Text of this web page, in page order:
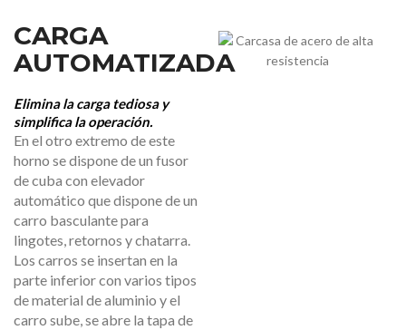
CARGA
AUTOMATIZADA
Elimina la carga tediosa y
simplifica la operación.
En el otro extremo de este
horno se dispone de un fusor
de cuba con elevador
automático que dispone de un
carro basculante para
lingotes, retornos y chatarra.
Los carros se insertan en la
parte inferior con varios tipos
de material de aluminio y el
carro sube, se abre la tapa de